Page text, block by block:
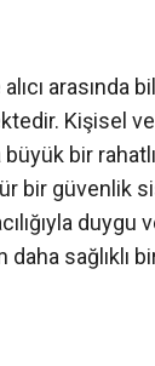
arasında
Kişisel ve
bir
tür bir
sağlıklı